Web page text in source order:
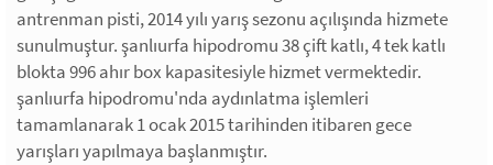
antrenman pisti, 2014 yılı yarış sezonu açılışında hizmete
sunulmuştur. şanlıurfa hipodromu 38 çift katlı, 4 tek katlı
blokta 996 ahır box kapasitesiyle hizmet vermektedir.
şanlıurfa hipodromu'nda aydınlatma işlemleri
tamamlanarak 1 ocak 2015 tarihinden itibaren gece
yarışları yapılmaya başlanmıştır.